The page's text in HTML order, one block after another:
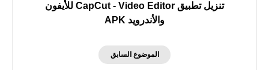
تنزيل تطبيق CapCut - Video Editor‏ للأيفون
والأندرويد APK
الموضوع السابق